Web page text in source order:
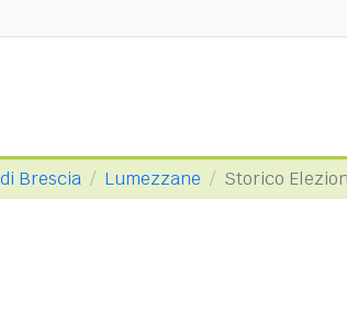
Brescia Lumezzane Storico